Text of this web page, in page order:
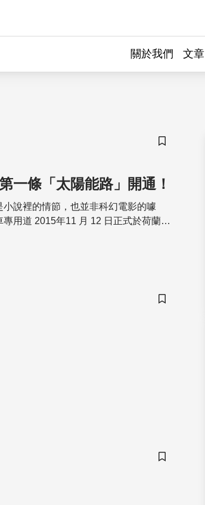
關於我們 文章
儲存書籤
一條「太陽能路」開通！
說裡的情節，也並非科幻電影的噱
用道 2015年11 月 12 日正式於荷蘭啟
儲存書籤
儲存書籤